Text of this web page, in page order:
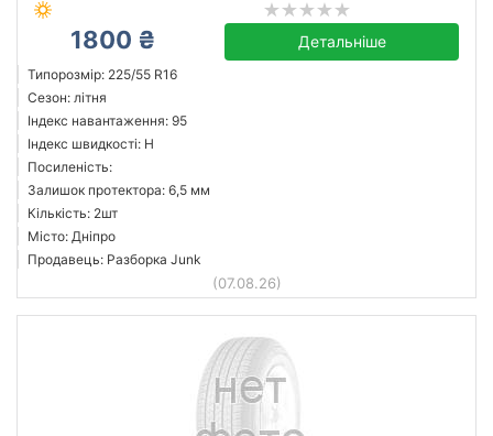
1800 ₴ Детальніше
Типорозмір: 225/55 R16
Сезон: літня
Індекс навантаження: 95
Індекс швидкості: H
Посиленість:
Залишок протектора: 6,5 мм
Кількість: 2шт
Місто: Дніпро
Продавець: Разборка Junk
(07.08.26)